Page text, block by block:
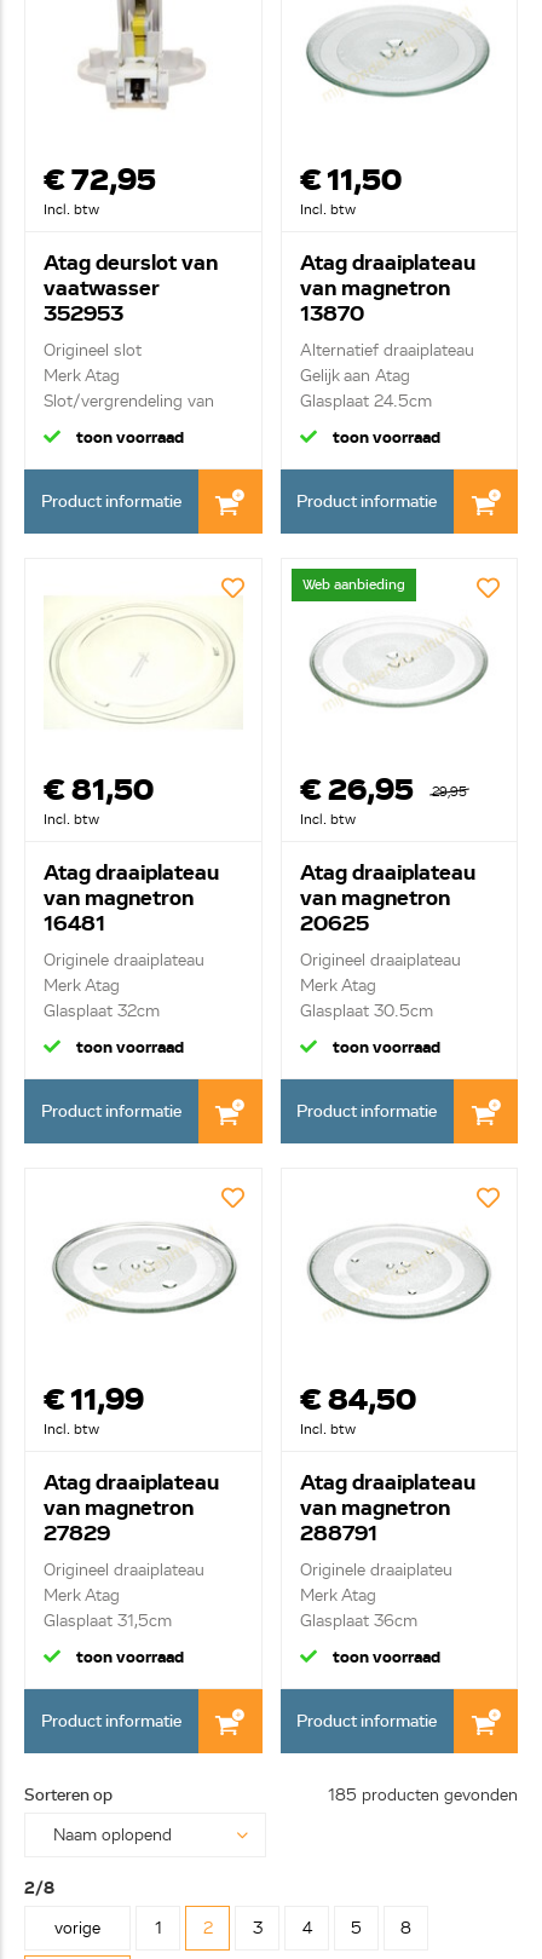
€ 72,95
Incl. btw
Atag deurslot van
vaatwasser
352953
Origineel slot
Merk Atag
Slot/vergrendeling van
deur
toon voorraad
Product informatie
€ 11,50
Incl. btw
Atag draaiplateau
van magnetron
13870
Alternatief draaiplateau
Gelijk aan Atag
Glasplaat 24.5cm
toon voorraad
Product informatie
€ 81,50
Incl. btw
Atag draaiplateau
van magnetron
16481
Originele draaiplateau
Merk Atag
Glasplaat 32cm
toon voorraad
Product informatie
Web aanbieding
€ 26,95
29,95
Incl. btw
Atag draaiplateau
van magnetron
20625
Origineel draaiplateau
Merk Atag
Glasplaat 30.5cm
toon voorraad
Product informatie
€ 11,99
Incl. btw
Atag draaiplateau
van magnetron
27829
Origineel draaiplateau
Merk Atag
Glasplaat 31,5cm
toon voorraad
Product informatie
€ 84,50
Incl. btw
Atag draaiplateau
van magnetron
288791
Originele draaiplateu
Merk Atag
Glasplaat 36cm
toon voorraad
Product informatie
Sorteren op 185 producten gevonden
2/8
vorige
1 2 3 4 5 8